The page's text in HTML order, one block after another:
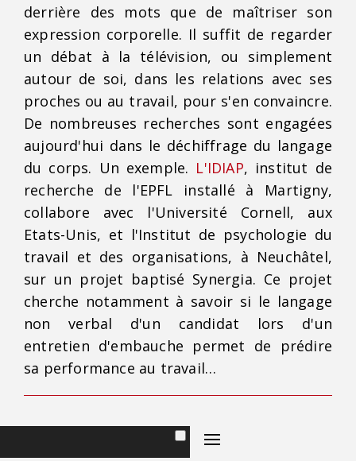
derrière des mots que de maîtriser son
expression corporelle. Il suffit de regarder
un débat à la télévision, ou simplement
autour de soi, dans les relations avec ses
proches ou au travail, pour s'en convaincre.
De nombreuses recherches sont engagées
aujourd'hui dans le déchiffrage du langage
du corps. Un exemple. L'IDIAP, institut de
recherche de l'EPFL installé à Martigny,
collabore avec l'Université Cornell, aux
Etats-Unis, et l'Institut de psychologie du
travail et des organisations, à Neuchâtel,
sur un projet baptisé Synergia. Ce projet
cherche notamment à savoir si le langage
non verbal d'un candidat lors d'un
entretien d'embauche permet de prédire
sa performance au travail…